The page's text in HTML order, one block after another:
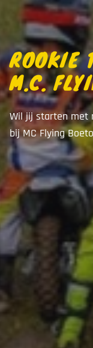
ROOKIE
M.C.
Wil jij starten met
bij MC Flying